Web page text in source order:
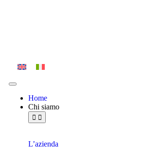
Home
Chi siamo
L’azienda